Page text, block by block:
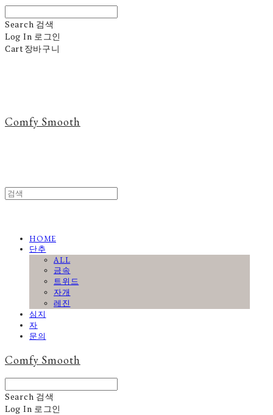
Search 검색
Log In 로그인
Cart장바구니
Comfy Smooth
HOME
단추
ALL
금속
트위드
자개
레진
심지
자
문의
Comfy Smooth
Search 검색
Log In 로그인